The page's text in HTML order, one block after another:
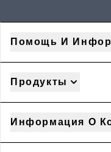
Помощь И
Продукты
Информация О